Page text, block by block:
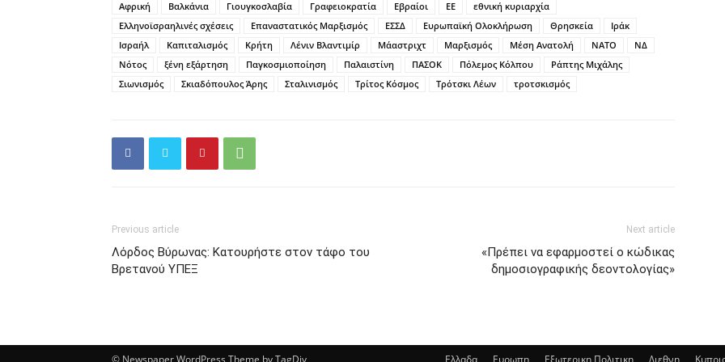
Αφρική
Βαλκάνια Γιουγκοσλαβία Γραφειοκρατία Εβραίοι ΕΕ
εθνική κυριαρχία
Ελληνοϊσραηλινές σχέσεις
Επαναστατικός Μαρξισμός ΕΣΣΔ Ευρωπαϊκή Ολοκλήρωση Θρησκεία
Ιράκ
Ισραήλ
Καπιταλισμός Κρήτη Λένιν Βλαντιμίρ Μάαστριχτ Μαρξισμός Μέση Ανατολή ΝΑΤΟ
ΝΔ
Νότος
ξένη εξάρτηση Παγκοσμιοποίηση Παλαιστίνη ΠΑΣΟΚ Πόλεμος Κόλπου
Ράπτης Μιχάλης
Σιωνισμός
Σκιαδόπουλος Άρης Σταλινισμός Τρίτος Κόσμος Τρότσκι Λέων τροτσκισμός
Previous article
Λόρδος Βύρωνας: Κατουρήστε στον τάφο του
Βρετανού ΥΠΕΞ
Next article
«Πρέπει να εφαρμοστεί ο κώδικας
δημοσιογραφικής δεοντολογίας»
Ελλαδα Ευρωπη Εξωτερικη Πολιτικη Διεθνη
© Newspaper WordPress Theme by TagDiv